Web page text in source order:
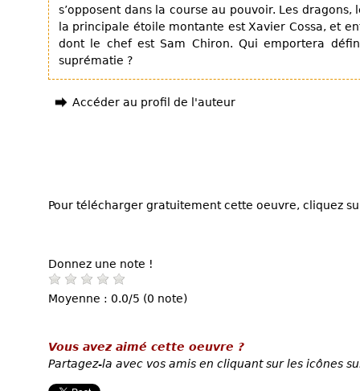
s’opposent dans la course au pouvoir. Les
la principale étoile montante est Xavier Cossa, et
dont le chef est Sam Chiron. Qui emportera
suprématie ?
Accéder au profil de l'auteur
Pour télécharger gratuitement cette oeuvre, cliquez
Donnez une note !
Moyenne : 0.0/5 (0 note)
Vous avez aimé cette oeuvre ?
Partagez-la avec vos amis en cliquant sur les icônes